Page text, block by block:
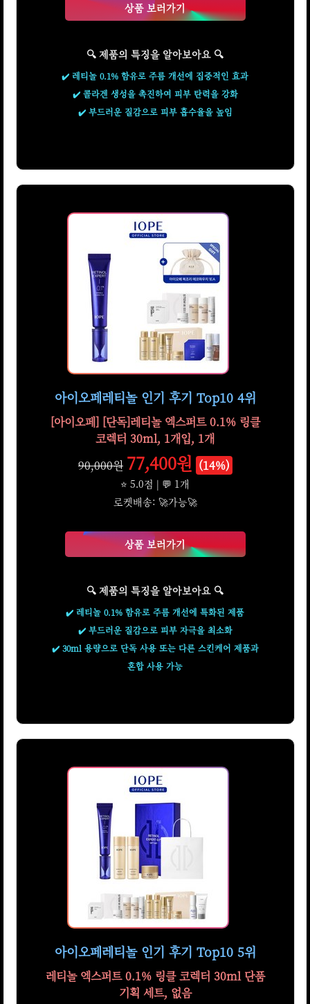
상품 보러가기
🔍 제품의 특징을 알아보아요 🔍
✔️ 레티놀 0.1% 함유로 주름 개선에 집중적인 효과
✔️ 콜라겐 생성을 촉진하여 피부 탄력을 강화
✔️ 부드러운 질감으로 피부 흡수율을 높임
아이오페레티놀 인기 후기 Top10 4위
[아이오페] [단독]레티놀 엑스퍼트 0.1% 링클
코렉터 30ml, 1개입, 1개
90,000원 77,400원 (14%)
⭐ 5.0점 | 💬 1개
로켓배송: 🚀가능🚀
상품 보러가기
🔍 제품의 특징을 알아보아요 🔍
✔️ 레티놀 0.1% 함유로 주름 개선에 특화된 제품
✔️ 부드러운 질감으로 피부 자극을 최소화
✔️ 30ml 용량으로 단독 사용 또는 다른 스킨케어 제품과
혼합 사용 가능
아이오페레티놀 인기 후기 Top10 5위
레티놀 엑스퍼트 0.1% 링클 코렉터 30ml 단품
기획 세트, 없음